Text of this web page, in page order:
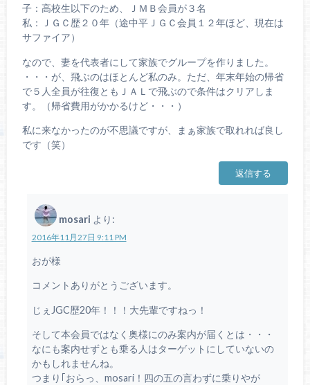
子：高校生以下のため、ＪＭＢ会員が３名
私：ＪＧＣ歴２０年（途中平ＪＧＣ会員１２年ほど、現在は
サファイア）
なので、妻を代表者にして家族でグループを作りました。
・・・が、飛ぶのはほとんど私のみ。ただ、年末年始の帰省
で５人全員が往復ともＪＡＬで飛ぶので条件はクリアしま
す。（帰省費用がかかるけど・・・）
私に来なかったのが不思議ですが、まぁ家族で取れれば良し
です（笑）
返信する
mosari より:
2016年11月27日 9:11 PM
おが様
コメントありがとうございます。
じぇJGC歴20年！！！大先輩ですねっ！
そして本会員ではなく奥様にのみ案内が届くとは・・・
なにも案内せずとも乗る人はターゲットにしていないの
かもしれませんね。
つまり｢おらっ、mosari！四の五の言わずに乗りやが